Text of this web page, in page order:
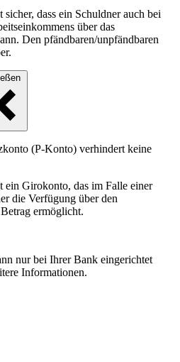
dass ein Schuldner auch bei
über das
Den pfändbaren/unpfändbaren
(P-Konto) verhindert keine
ein Girokonto, das im Falle einer
die Verfügung über den
ermöglicht.
nur bei Ihrer Bank eingerichtet
Informationen.